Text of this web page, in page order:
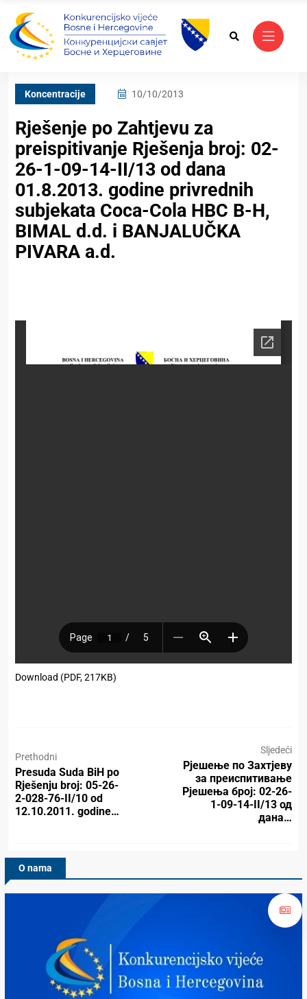
Koncentracije 10/10/2013
Rješenje po Zahtjevu za
preispitivanje Rješenja broj: 02-
26-1-09-14-II/13 od dana
01.8.2013. godine privrednih
subjekata Coca-Cola HBC B-H,
BIMAL d.d. i BANJALUČKA
PIVARA a.d.
Download (PDF, 217KB)
Prethodni
Presuda Suda BiH po
Rješenju broj: 05-26-
2-028-76-II/10 od
12.10.2011. godine…
Sljedeći
Рјешење по Захтјеву
за преиспитивање
Рјешења број: 02-26-
1-09-14-II/13 од
дана…
O nama